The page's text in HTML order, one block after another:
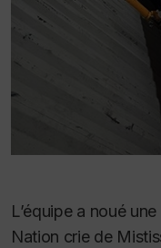
L’équipe a noué
Nation crie de